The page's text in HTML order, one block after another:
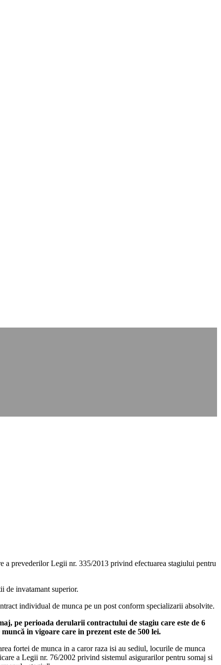
prevederilor Legii nr. 335/2013 privind efectuarea stagiului pentru
de invatamant superior.
individual de munca pe un post conform specializarii absolvite.
pe perioada derularii contractului de stagiu care este de 6
in vigoare care in prezent este de 500 lei.
fortei de munca in a caror raza isi au sediul, locurile de munca
a Legii nr. 76/2002 privind sistemul asigurarilor pentru somaj si